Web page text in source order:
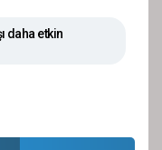
daha etkin